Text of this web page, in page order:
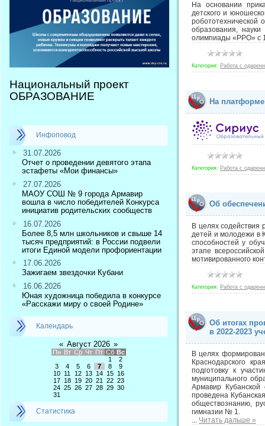
Национальный проект
ОБРАЗОВАНИЕ
Инфоповод
31.07.2026
Отчет о проведении девятого этапа
эстафеты «Мои финансы»
27.07.2026
МАОУ СОШ № 9 города Армавир
вошла в число победителей Конкурса
инициатив родительских сообществ
16.07.2026
Более 8,5 млн школьников и свыше 14
тысяч предприятий: в России подвели
итоги Единой модели профориентации
17.06.2026
Зажигаем звездочки Кубани
16.06.2026
Юная художница победила в конкурсе
«Расскажи миру о своей Родине»
Календарь
« Август 2026 »
Пн Вт Ср Чт Пт Сб Вс
1
2
3
4 5 6 7 8
9
10
11 12 13 14 15
16
17
18 19 20 21 22 23
24 25 26 27 28 29 30
31
Статистика
На основании
детского и
образования,
олимпиады «РРО» с
Категория: Работа с
На
Категория: Работа с
Об
В целях содействия
детей и молодежи в
способностей у
этапе
мотивированного
Категория: Работа с
Об итогах
в 2022-2023
В целях
Краснодарского
подготовку к
муниципального
Армавир
проведена
обществознанию,
гимназии № 1.
... Читать дальше »